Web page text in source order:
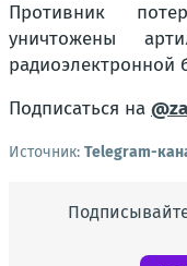
Противник
уничтожены
радиоэлектронной
Подписаться на
Источник: Telegram-